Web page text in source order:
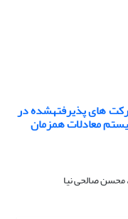
بررسی رابطۀ متقابل رشد و سودآوری شرکت های پذیرفته‎شده در
معادلات همزمان
محسن صالحی نیا